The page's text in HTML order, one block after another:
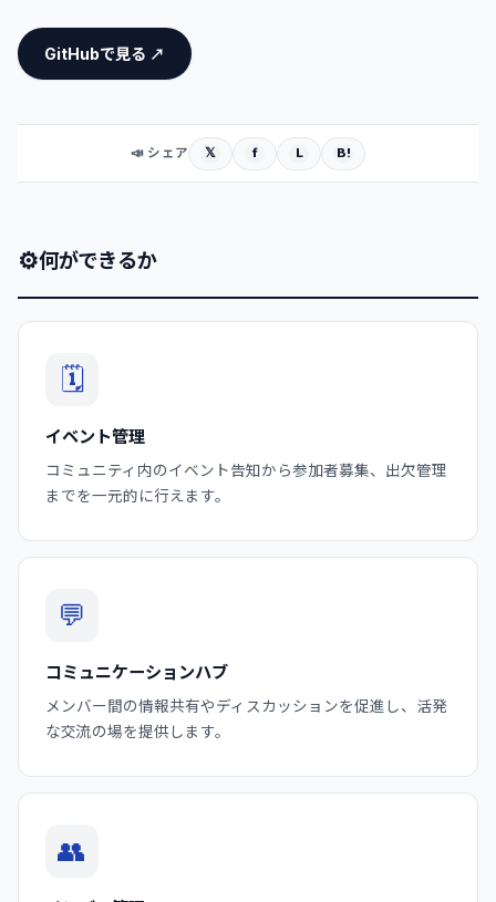
GitHubで見る ↗
📣 シェア 𝕏 f L B!
⚙何ができるか
🗓️
イベント管理
コミュニティ内のイベント告知から参加者募集、出欠管理
までを一元的に行えます。
💬
コミュニケーションハブ
メンバー間の情報共有やディスカッションを促進し、活発
な交流の場を提供します。
👥